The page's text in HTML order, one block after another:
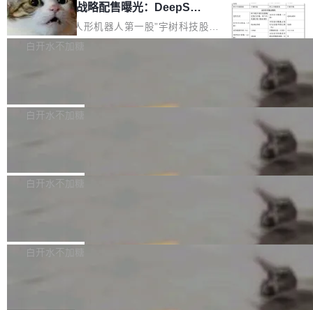
器 Prime Agent 的架构和市面上大多数 coding
agent 有本质区别。大多数 agent harness 的设
计是基于早期模型的能力—...
但它可能是主流开源项目中关于 AI 辅助贡献最
细致的一份规则。 政策的核心只有一句话：LLM
可以用来分析、提炼、审阅、建议，但不能用来
不得生成涉及安全性的关键变更，除非作者本身
宇树科技 IPO 战略配售曝光：DeepSe
ek 获配 93.3 万股，锁定 36 个月
8月6日晚间，“人形机器人第一股”宇树科技股份
有限公司披露IPO发行价格及战略配售结果，杭
36个月。 公告显示，本次宇树科技战略配售对
员工参与设立的专项资产管理计划。其中，Dee
获配9...
白开水不加糖
Bug fixes and enhancements 修复多次传递同
一个回归问题，该问题导致拉取镜像时会拒绝包
题，该问题可能导致在旧版 Linux 内核...
白开水不加糖
e 孵化器项目管理委员会（IPMC）投票中获得
P）！这一里程碑不仅标志着 Fluss 迈入新的发
白开水不加糖
长期停止内容更新，未能实现其作为“AI版维基百
白开水不加糖